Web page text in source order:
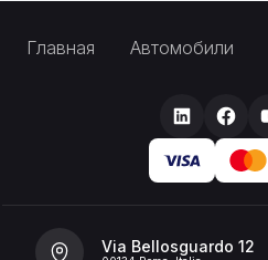
Главная Автомобили
Via Bellosguardo 12